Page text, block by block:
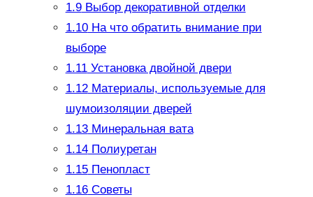
1.9Выбор декоративной отделки
1.10На что обратить внимание при
выборе
1.11Установка двойной двери
1.12Материалы, используемые для
шумоизоляции дверей
1.13Минеральная вата
1.14Полиуретан
1.15Пенопласт
1.16Советы